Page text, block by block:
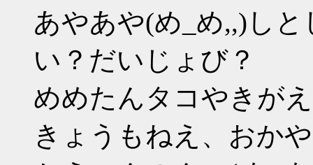
あやあや(め_め,,)し
い？だいじょび？
めめたんタコやきが
きょうもねえ、おか